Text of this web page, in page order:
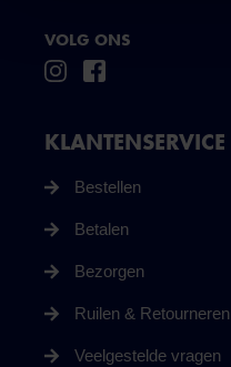
VOLG ONS
KLANTENSERVICE
Bestellen
Betalen
Bezorgen
Ruilen & Retourneren
Veelgestelde vragen